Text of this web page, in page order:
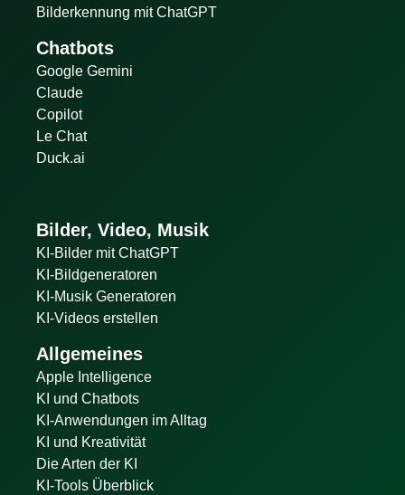
Bilderkennung mit ChatGPT
Chatbots
Google Gemini
Claude
Copilot
Le Chat
Duck.ai
Bilder, Video, Musik
KI-Bilder mit ChatGPT
KI-Bildgeneratoren
KI-Musik Generatoren
KI-Videos erstellen
Allgemeines
Apple Intelligence
KI und Chatbots
KI-Anwendungen im Alltag
KI und Kreativität
Die Arten der KI
KI-Tools Überblick